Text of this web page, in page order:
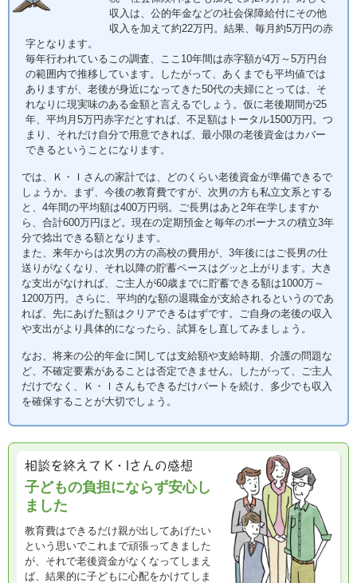
収入は、公的年金などの社会保障給付にその他
収入を加えて約22万円。結果、毎月約5万円の赤
字となります。
毎年行われているこの調査、ここ10年間は赤字額が4万～5万円台
の範囲内で推移しています。したがって、あくまでも平均値では
ありますが、老後が身近になってきた50代の夫婦にとっては、そ
れなりに現実味のある金額と言えるでしょう。仮に老後期間が25
年、平均月5万円赤字だとすれば、不足額はトータル1500万円。つ
まり、それだけ自分で用意できれば、最小限の老後資金はカバー
できるということになります。
では、Ｋ・Ｉさんの家計では、どのくらい老後資金が準備できるで
しょうか。まず、今後の教育費ですが、次男の方も私立文系とする
と、4年間の平均額は400万円弱。ご長男はあと2年在学しますか
ら、合計600万円ほど。現在の定期預金と毎年のボーナスの積立3年
分で捻出できる額となります。
また、来年からは次男の方の高校の費用が、3年後にはご長男の仕
送りがなくなり、それ以降の貯蓄ペースはグッと上がります。大き
な支出がなければ、ご主人が60歳までに貯蓄できる額は1000万～
1200万円。さらに、平均的な額の退職金が支給されるというのであ
れば、先にあげた額はクリアできるはずです。ご自身の老後の収入
や支出がより具体的になったら、試算をし直してみましょう。
なお、将来の公的年金に関しては支給額や支給時期、介護の問題な
ど、不確定要素があることは否定できません。したがって、ご主人
だけでなく、Ｋ・Ｉさんもできるだけパートを続け、多少でも収入
を確保することが大切でしょう。
子どもの負担にならず安心し
ました
教育費はできるだけ親が出してあげたい
という思いでこれまで頑張ってきました
が、それで老後資金がなくなってしまえ
ば、結果的に子どもに心配をかけてしま